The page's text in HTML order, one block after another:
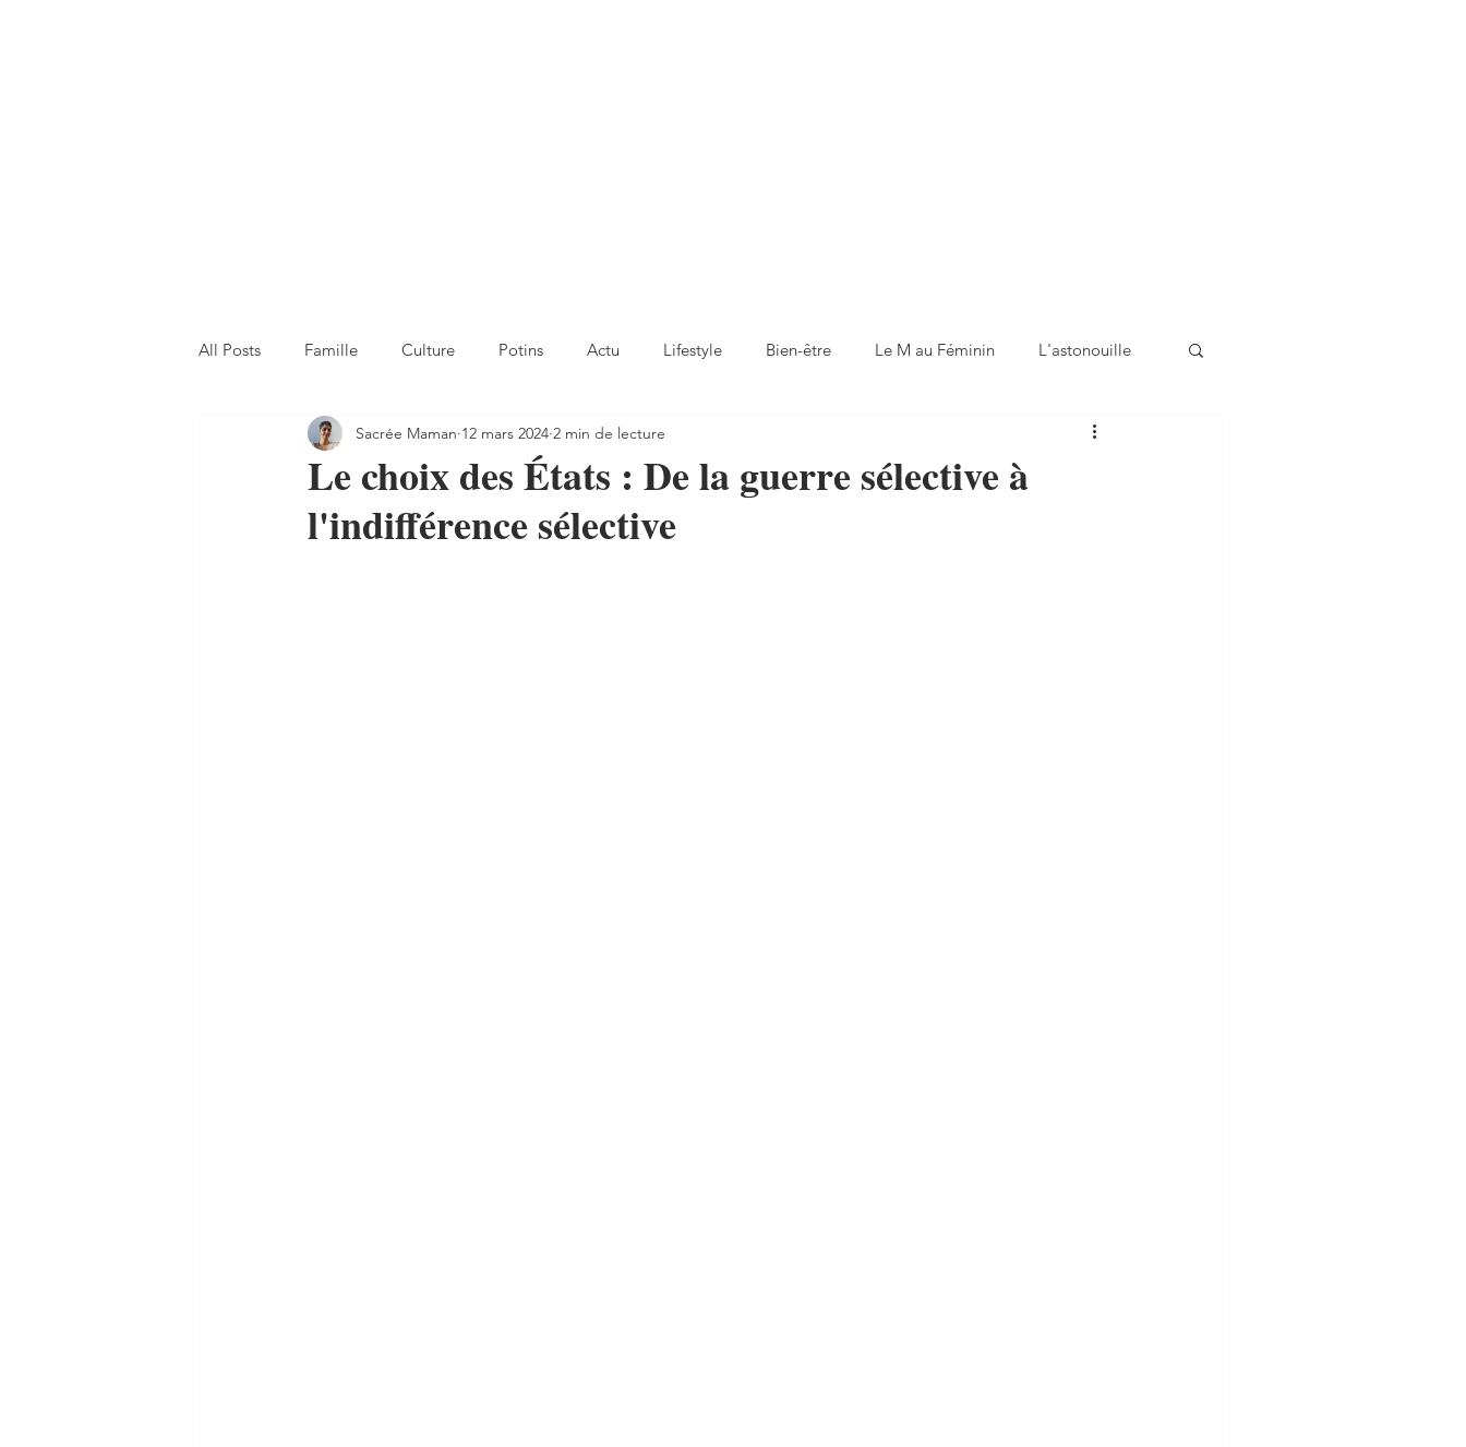
All Posts Famille Culture Potins Actu Lifestyle Bien-être Le M au Féminin L'astonouille
Le choix des États : De la guerre sélective à
l'indifférence sélective
Sacrée Maman 12 mars 2024 2 min de lecture